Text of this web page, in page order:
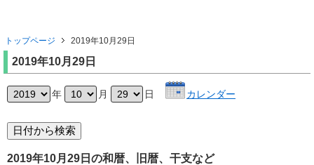
トップページ 2019年10月29日
2019年10月29日
年 月 日 カレンダー
2019年10月29日の和暦、旧暦、干支など